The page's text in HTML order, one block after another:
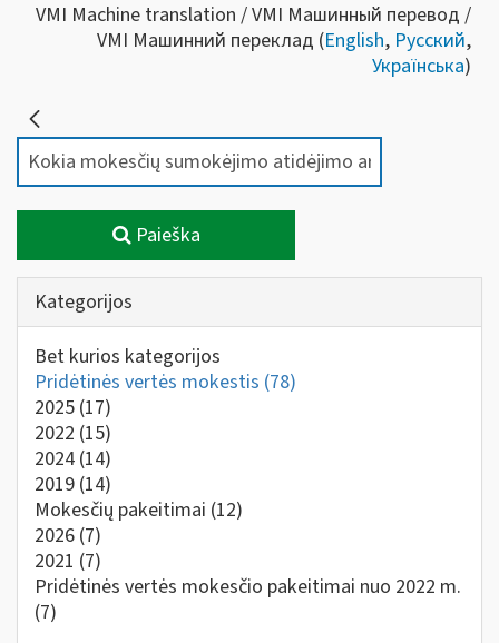
VMI Machine translation / VMI Машинный перевод /
VMI Машинний переклад (English, Русский,
Українська)
Paieška
Kategorijos
Bet kurios kategorijos
Pridėtinės vertės mokestis (78)
2025 (17)
2022 (15)
2024 (14)
2019 (14)
Mokesčių pakeitimai (12)
2026 (7)
2021 (7)
Pridėtinės vertės mokesčio pakeitimai nuo 2022 m.
(7)